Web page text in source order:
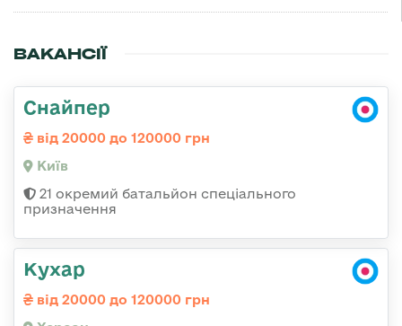
ВАКАНСІЇ
Снайпер
від 20000 до 120000 грн
Київ
21 окремий батальйон спеціального
призначення
Кухар
від 20000 до 120000 грн